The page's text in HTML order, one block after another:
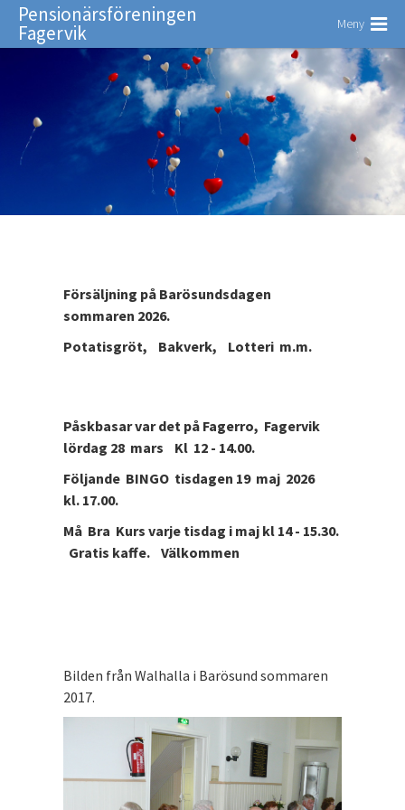
Pensionärsföreningen
Fagervik Meny
Försäljning på Barösundsdagen
sommaren 2026.
Potatisgröt, Bakverk, Lotteri m.m.
Påskbasar var det på Fagerro, Fagervik
lördag 28 mars Kl 12 - 14.00.
Följande BINGO tisdagen 19 maj 2026
kl. 17.00.
Må Bra Kurs varje tisdag i maj kl 14 - 15.30.
Gratis kaffe. Välkommen
Bilden från Walhalla i Barösund sommaren
2017.